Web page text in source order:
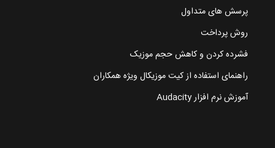
پرسش های متداول
روش پرداخت
فشرده کردن و کاهش حجم موزیک
راهنمای استفاده از کیت موزیکال ویژه همکاران
آموزش نرم افزار Audacity